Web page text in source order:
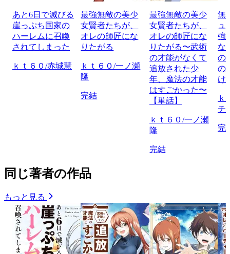
あと6日で滅びる
崖っぷち国家の
ハーレムに召喚
されてしまった
ｋｔ６０/赤城慧
最強無敵の美少
女賢者たちが、
オレの師匠にな
りたがる
ｋｔ６０/一ノ瀬
隆
完結
最強無敵の美少
女賢者たちが、
オレの師匠にな
りたがる〜武術
の才能がなくて
追放された少
年、魔法の才能
はすごかった〜
【単話】
ｋｔ６０/一ノ瀬
隆
完結
無
ュ
強
な
の
の
け
ｋ
チ
完
同じ著者の作品
もっと見る